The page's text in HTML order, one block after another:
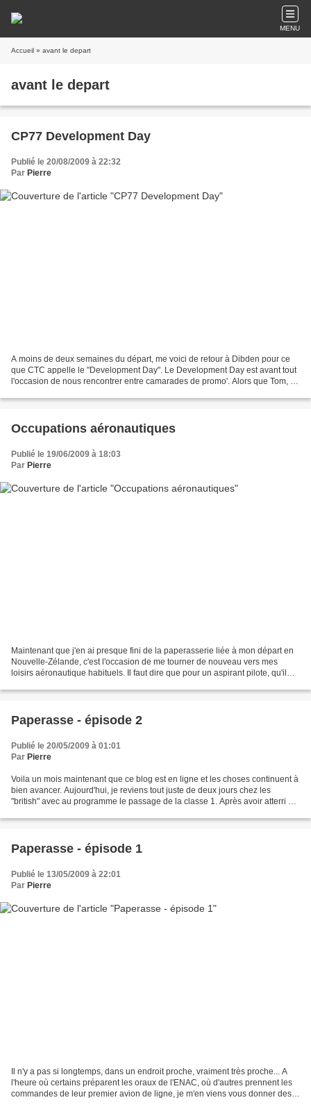
MENU
Accueil » avant le depart
avant le depart
CP77 Development Day
Publié le 20/08/2009 à 22:32
Par Pierre
A moins de deux semaines du départ, me voici de retour à Dibden pour ce
que CTC appelle le "Development Day". Le Development Day est avant tout
l'occasion de nous rencontrer entre camarades de promo'. Alors que Tom, un
Occupations aéronautiques
Publié le 19/06/2009 à 18:03
Par Pierre
Maintenant que j'en ai presque fini de la paperasserie liée à mon départ en
Nouvelle-Zélande, c'est l'occasion de me tourner de nouveau vers mes
loisirs aéronautique habituels. Il faut dire que pour un aspirant pilote, qu'il
Paperasse - épisode 2
Publié le 20/05/2009 à 01:01
Par Pierre
Voila un mois maintenant que ce blog est en ligne et les choses continuent à
bien avancer. Aujourd'hui, je reviens tout juste de deux jours chez les
"british" avec au programme le passage de la classe 1. Après avoir atterri à
Paperasse - épisode 1
Publié le 13/05/2009 à 22:01
Par Pierre
Il n'y a pas si longtemps, dans un endroit proche, vraiment très proche... A
l'heure où certains préparent les oraux de l'ENAC, où d'autres prennent les
commandes de leur premier avion de ligne, je m'en viens vous donner des